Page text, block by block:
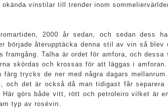
vinstilar till trender inom
2000 år sedan, och sedan dess
började återupptäcka denna stil av vin så blev
Talha är ordet för amfora, och
skördas och krossas för att läggas i
trycks de ner med några dagars
och det är också då man tidigast får
görs både vitt, rött och petroleiro vilket är
typ av rosévin.